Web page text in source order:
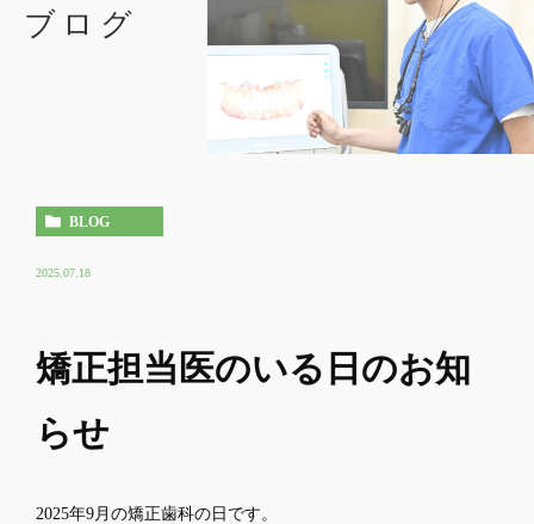
ブログ
BLOG
2025.07.18
矯正担当医のいる日のお知
らせ
2025年9月の矯正歯科の日です。